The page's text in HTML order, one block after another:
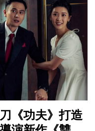
《功夫》打造